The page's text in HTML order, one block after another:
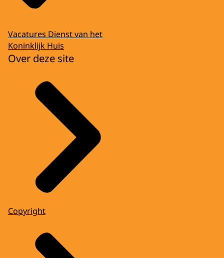
Vacatures Dienst van het
Koninklijk Huis
Over deze site
Copyright